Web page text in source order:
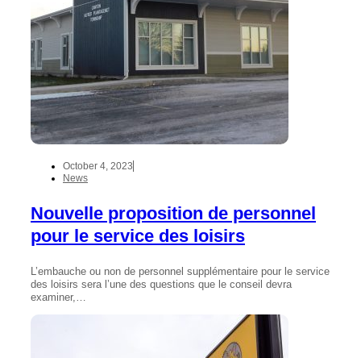
October 4, 2023
News
Nouvelle proposition de personnel
pour le service des loisirs
L’embauche ou non de personnel supplémentaire pour le service
des loisirs sera l’une des questions que le conseil devra
examiner,…